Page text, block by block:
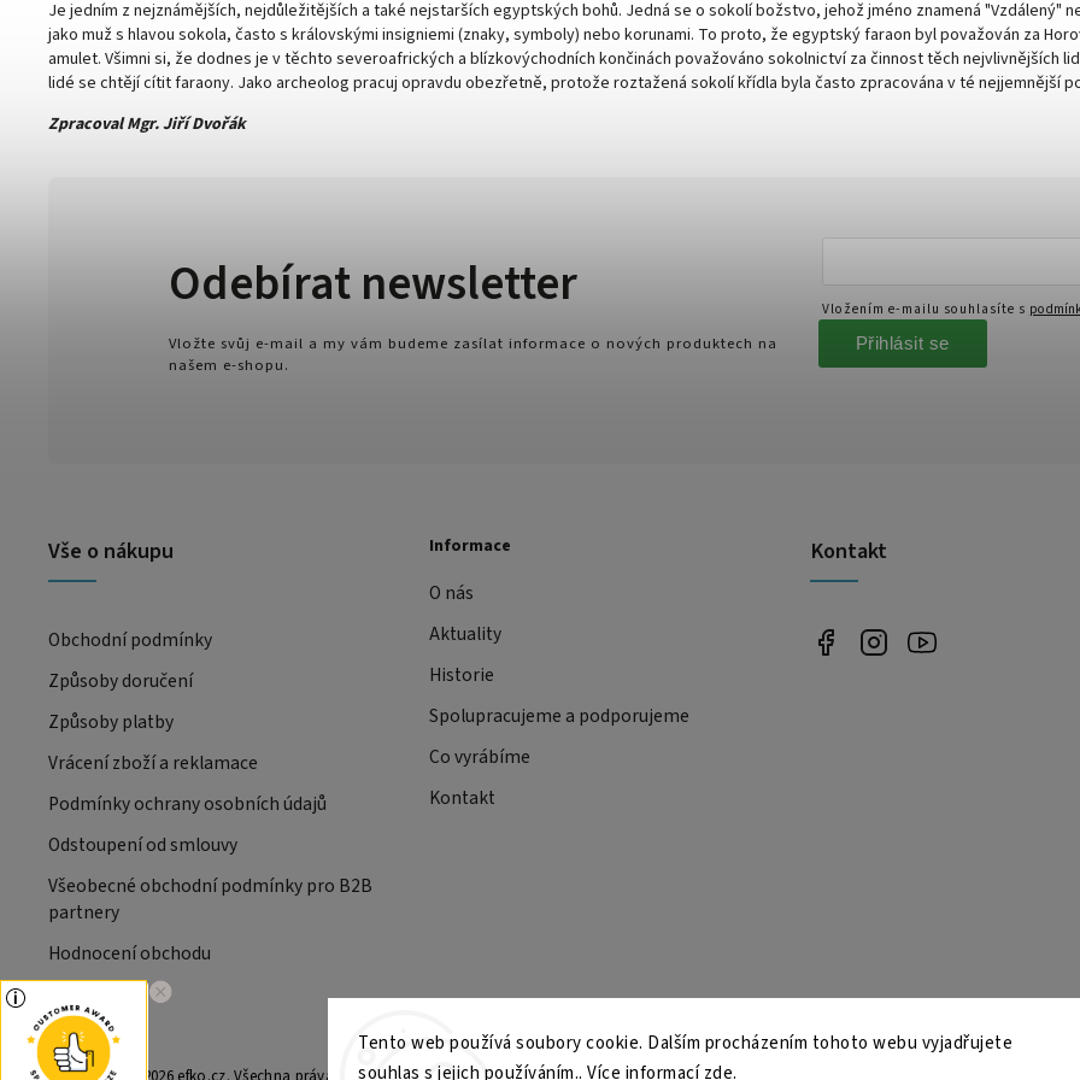
Tento web používá soubory cookie. Dalším procházením tohoto webu vyjadřujete
souhlas s jejich používáním.. Více informacízde.
Je jedním z nejznámějších, nejdůležitějších a také nejstarších egyptských bohů. Jedná se o sokolí božstvo, jehož jméno znamená "Vzdálený"
jako muž s hlavou sokola, často s královskými insigniemi (znaky, symboly) nebo korunami. To proto, že egyptský faraon byl považován za
amulet. Všimni si, že dodnes je v těchto severoafrických a blízkovýchodních končinách považováno sokolnictví za činnost těch nejvlivnějších
lidé se chtějí cítit faraony. Jako archeolog pracuj opravdu obezřetně, protože roztažená sokolí křídla byla často zpracována v té nejjemnější
Zpracoval Mgr. Jiří Dvořák
Vše o nákupu
Obchodní podmínky
Způsoby doručení
Způsoby platby
Vrácení zboží a reklamace
Podmínky ochrany osobních údajů
Odstoupení od smlouvy
Všeobecné obchodní podmínky pro B2B
partnery
Hodnocení obchodu
Informace
O nás
Aktuality
Historie
Spolupracujeme a podporujeme
Co vyrábíme
Kontakt
Odebírat newsletter
Vložte svůj e-mail a my vám budeme zasílat informace o nových produktech na
našem e-shopu.
Vložením e-mailu souhlasíte s
Přihlásit se
Kontakt